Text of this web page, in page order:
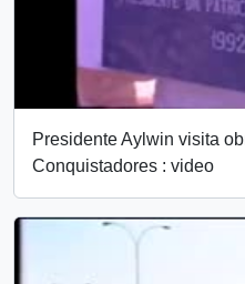
Presidente Aylwin visita
Conquistadores : video